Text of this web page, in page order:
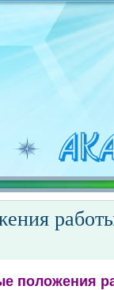
положения